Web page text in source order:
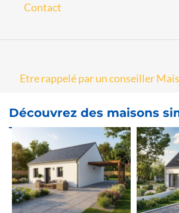
Contact
Etre rappelé par un conseiller
Découvrez des maisons